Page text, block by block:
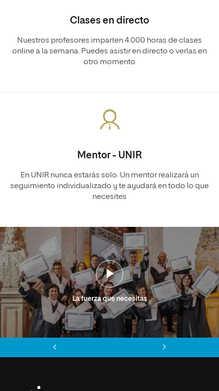
Clases en directo
Nuestros profesores imparten 4.000 horas de clases
online a la semana. Puedes asistir en directo o verlas en
otro momento
Mentor - UNIR
En UNIR nunca estarás solo. Un mentor realizará un
seguimiento individualizado y te ayudará en todo lo que
necesites
La fuerza que necesitas